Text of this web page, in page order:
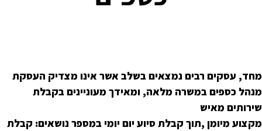
מחד, עסקים רבים נמצאים בשלב אשר אינו מצדיק העסקת
מנהל כספים במשרה מלאה, ומאידך מעוניינים בקבלת
שירותים מאיש
מקצוע מיומן ,תוך קבלת סיוע יום יומי במספר נושאים: קבלת